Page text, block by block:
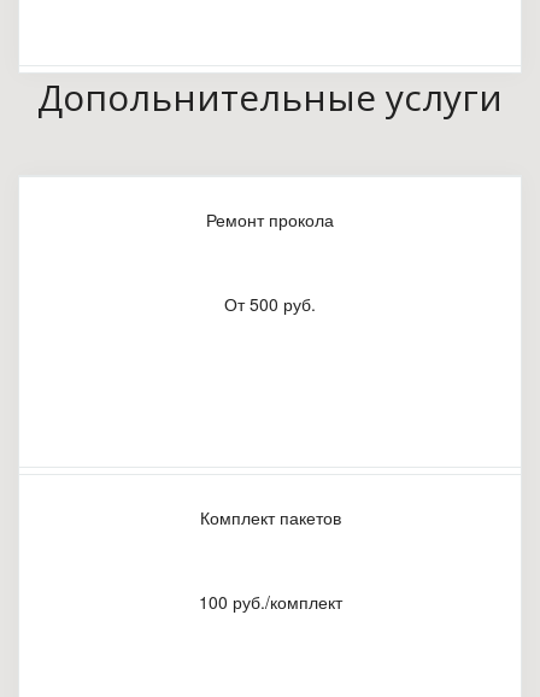
Допольнительные услуги
Ремонт прокола
От 500 руб.
Комплект пакетов
100 руб./комплект